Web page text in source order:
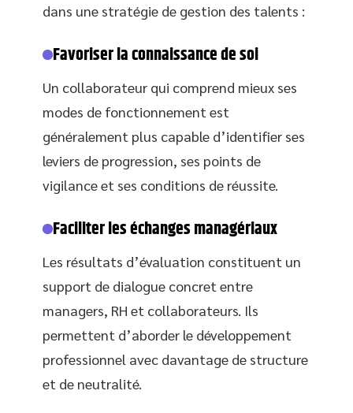
dans une stratégie de gestion des talents :
Favoriser la connaissance de soi
Un collaborateur qui comprend mieux ses
modes de fonctionnement est
généralement plus capable d’identifier ses
leviers de progression, ses points de
vigilance et ses conditions de réussite.
Faciliter les échanges managériaux
Les résultats d’évaluation constituent un
support de dialogue concret entre
managers, RH et collaborateurs. Ils
permettent d’aborder le développement
professionnel avec davantage de structure
et de neutralité.